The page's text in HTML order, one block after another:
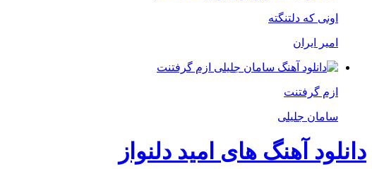
اونی که دلتنگته
امیر ایران
ازم گرفتنت
سامان جلیلی
دانلود آهنگ های امید دلنواز